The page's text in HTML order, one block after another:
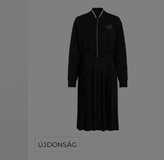
ÚJDONSÁG